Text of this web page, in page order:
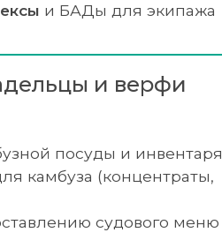
и БАДы для экипажа
и верфи
посуды и инвентаря
камбуза (концентраты,
судового меню